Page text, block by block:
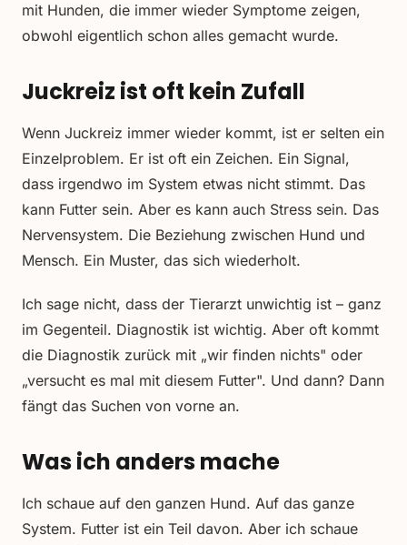
mit Hunden, die immer wieder Symptome zeigen,
obwohl eigentlich schon alles gemacht wurde.
Juckreiz ist oft kein Zufall
Wenn Juckreiz immer wieder kommt, ist er selten ein
Einzelproblem. Er ist oft ein Zeichen. Ein Signal,
dass irgendwo im System etwas nicht stimmt. Das
kann Futter sein. Aber es kann auch Stress sein. Das
Nervensystem. Die Beziehung zwischen Hund und
Mensch. Ein Muster, das sich wiederholt.
Ich sage nicht, dass der Tierarzt unwichtig ist – ganz
im Gegenteil. Diagnostik ist wichtig. Aber oft kommt
die Diagnostik zurück mit „wir finden nichts" oder
„versucht es mal mit diesem Futter". Und dann? Dann
fängt das Suchen von vorne an.
Was ich anders mache
Ich schaue auf den ganzen Hund. Auf das ganze
System. Futter ist ein Teil davon. Aber ich schaue